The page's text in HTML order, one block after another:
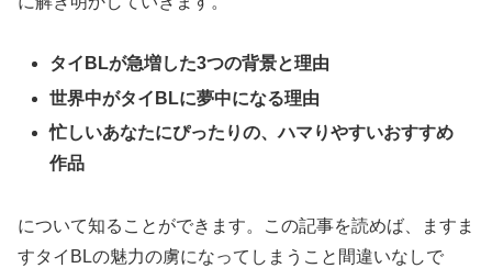
タイBLが急増した3つの背景と理由
世界中がタイBLに夢中になる理由
忙しいあなたにぴったりの、ハマりやすいおすすめ
作品
について知ることができます。この記事を読めば、ますま
すタイBLの魅力の虜になってしまうこと間違いなしで